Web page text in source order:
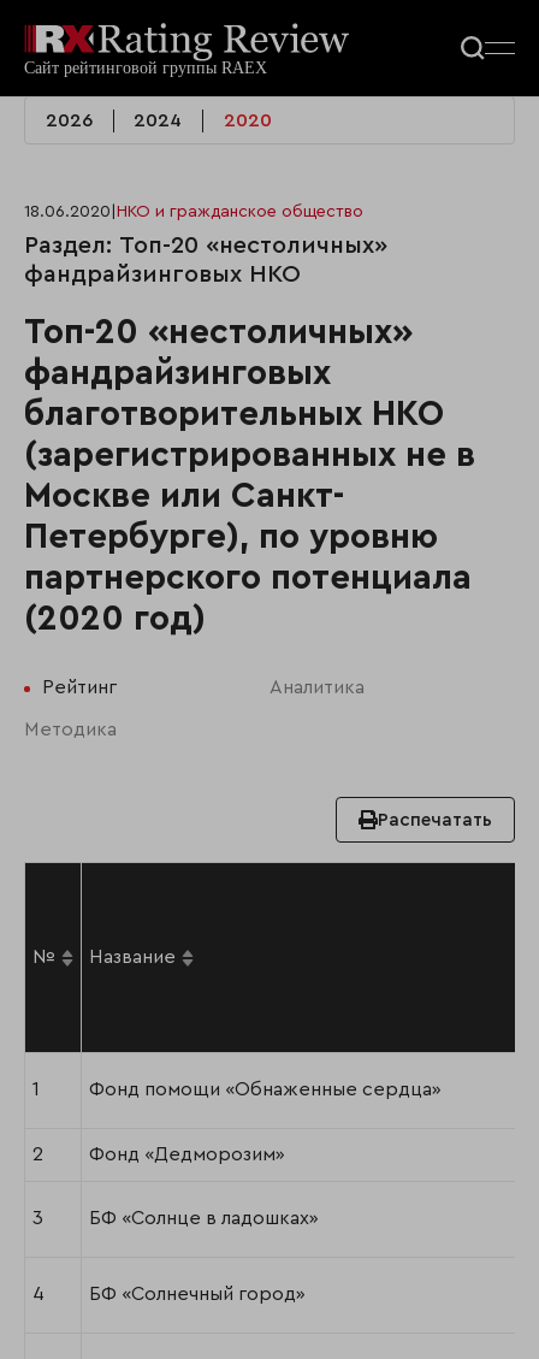
2026 2024 2020
18.06.2020 НКО и гражданское общество
Раздел: Топ-20 «нестоличных»
фандрайзинговых НКО
Топ-20 «нестоличных»
фандрайзинговых
благотворительных НКО
(зарегистрированных не в
Москве или Санкт-
Петербурге), по уровню
партнерского потенциала
(2020 год)
Рейтинг Аналитика
Методика
Распечатать
№ Название
1 Фонд помощи «Обнаженные сердца»
2 Фонд «Дедморозим»
3 БФ «Солнце в ладошках»
4 БФ «Солнечный город»